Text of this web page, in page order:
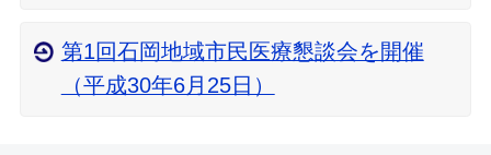
第1回石岡地域市民医療懇談会を開催
（平成30年6月25日）